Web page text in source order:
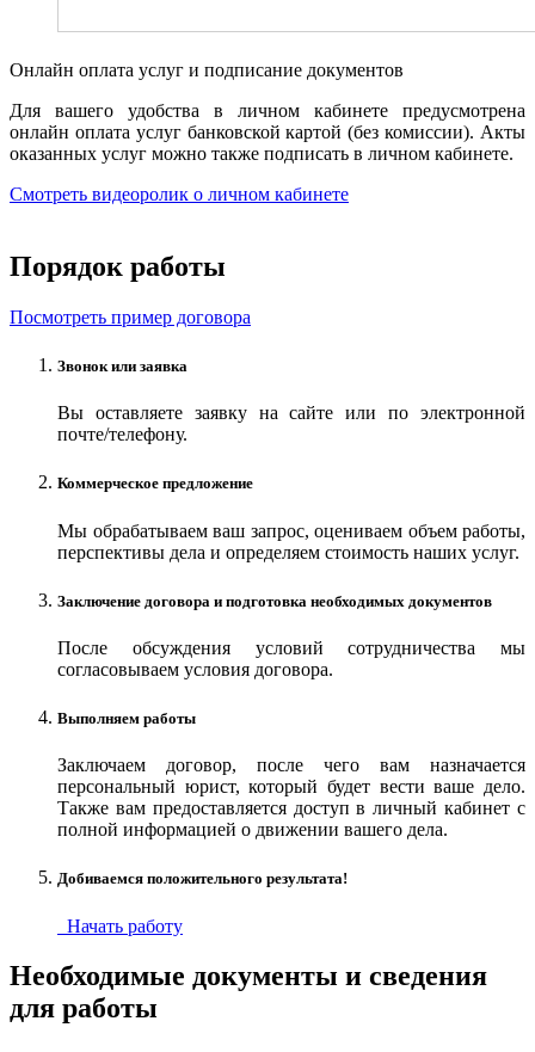
Онлайн оплата услуг и подписание документов
Для вашего удобства в личном кабинете предусмотрена
онлайн оплата услуг банковской картой (без комиссии). Акты
оказанных услуг можно также подписать в личном кабинете.
Смотреть видеоролик о личном кабинете
Порядок работы
Посмотреть пример договора
Звонок или заявка
Вы оставляете заявку на сайте или по электронной
почте/телефону.
Коммерческое предложение
Мы обрабатываем ваш запрос, оцениваем объем работы,
перспективы дела и определяем стоимость наших услуг.
Заключение договора и подготовка необходимых документов
После обсуждения условий сотрудничества мы
согласовываем условия договора.
Выполняем работы
Заключаем договор, после чего вам назначается
персональный юрист, который будет вести ваше дело.
Также вам предоставляется доступ в личный кабинет с
полной информацией о движении вашего дела.
Добиваемся положительного результата!
Начать работу
Необходимые документы и сведения
для работы